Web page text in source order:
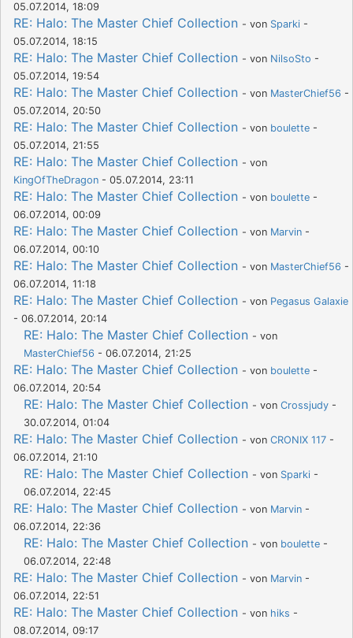
05.07.2014, 18:09
RE: Halo: The Master Chief Collection - von Sparki -
05.07.2014, 18:15
RE: Halo: The Master Chief Collection - von NilsoSto -
05.07.2014, 19:54
RE: Halo: The Master Chief Collection - von MasterChief56 -
05.07.2014, 20:50
RE: Halo: The Master Chief Collection - von boulette -
05.07.2014, 21:55
RE: Halo: The Master Chief Collection - von
KingOfTheDragon - 05.07.2014, 23:11
RE: Halo: The Master Chief Collection - von boulette -
06.07.2014, 00:09
RE: Halo: The Master Chief Collection - von Marvin -
06.07.2014, 00:10
RE: Halo: The Master Chief Collection - von MasterChief56 -
06.07.2014, 11:18
RE: Halo: The Master Chief Collection - von Pegasus Galaxie
- 06.07.2014, 20:14
RE: Halo: The Master Chief Collection - von
MasterChief56 - 06.07.2014, 21:25
RE: Halo: The Master Chief Collection - von boulette -
06.07.2014, 20:54
RE: Halo: The Master Chief Collection - von Crossjudy -
30.07.2014, 01:04
RE: Halo: The Master Chief Collection - von CRONIX 117 -
06.07.2014, 21:10
RE: Halo: The Master Chief Collection - von Sparki -
06.07.2014, 22:45
RE: Halo: The Master Chief Collection - von Marvin -
06.07.2014, 22:36
RE: Halo: The Master Chief Collection - von boulette -
06.07.2014, 22:48
RE: Halo: The Master Chief Collection - von Marvin -
06.07.2014, 22:51
RE: Halo: The Master Chief Collection - von hiks -
08.07.2014, 09:17